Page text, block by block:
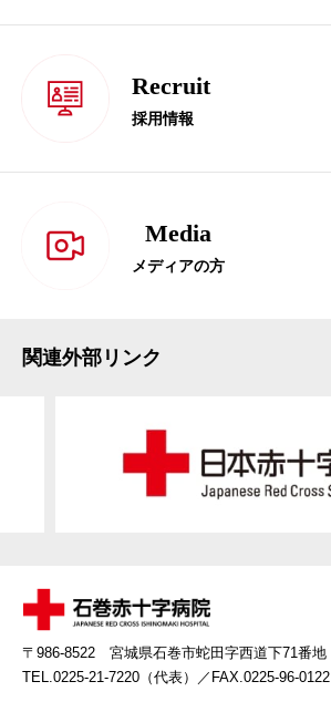
Recruit
採用情報
Media
メディアの方
関連外部リンク
〒986-8522 宮城県石巻市蛇田字西道下71番地
TEL.0225-21-7220（代表）
／FAX.0225-96-0122